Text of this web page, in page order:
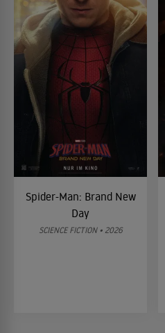
Spider-Man: Brand New
Day
SCIENCE FICTION • 2026